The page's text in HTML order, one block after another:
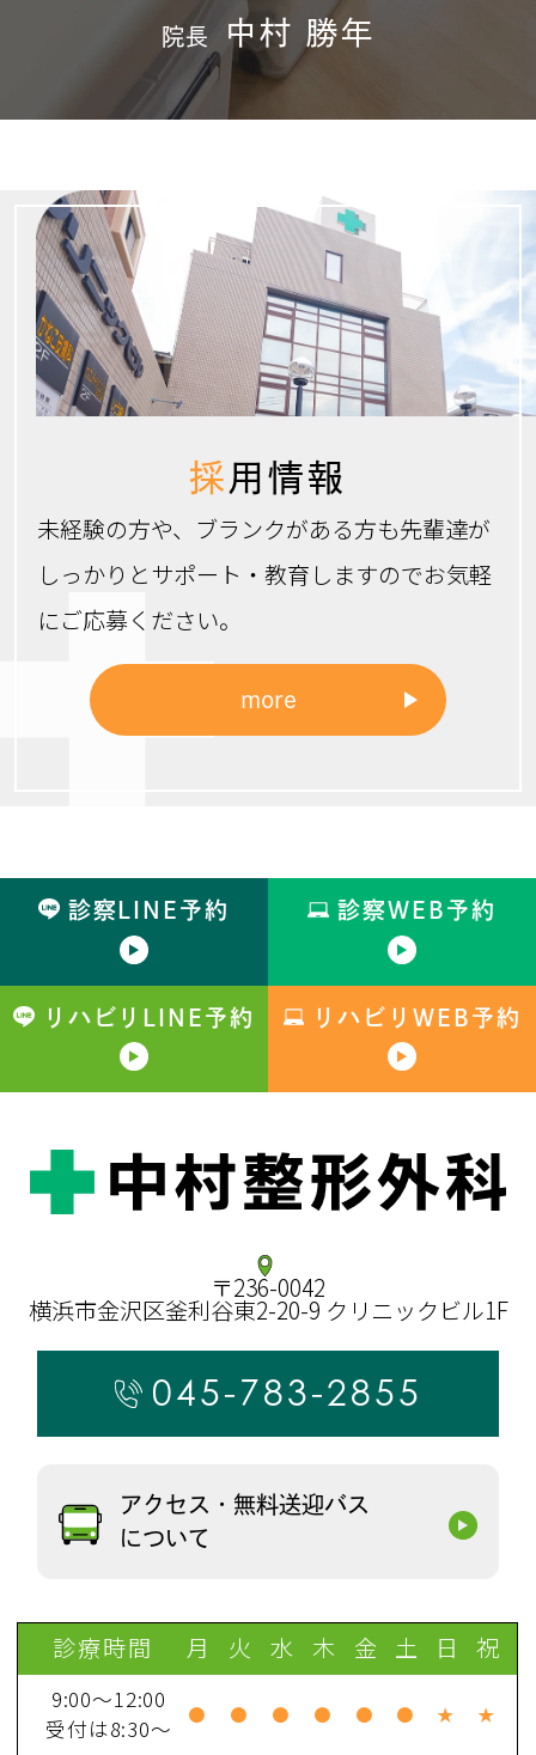
院長 中村 勝年
採 用情報
未経験の方や、ブランクがある方も先輩達が
しっかりとサポート・教育しますのでお気軽
にご応募ください。
more
診察LINE予約 診察WEB予約
リハビリLINE予約 リハビリWEB予約
〒236-0042
横浜市金沢区釜利谷東2-20-9 クリニックビル1F
045-783-2855
アクセス・無料送迎バス
について
診療時間 月 火 水 木 金 土 日 祝
9:00～12:00
受付は8:30～
● ● ● ● ● ● ★ ★